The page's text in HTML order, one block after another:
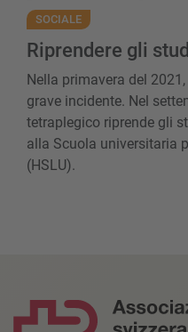
SOCIALE
Riprendere gli
Nella primavera del
grave incidente. Nel
tetraplegico riprende gli
alla Scuola universitaria
(HSLU).